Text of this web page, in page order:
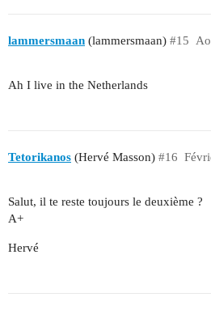
lammersmaan (lammersmaan) #15
Ah I live in the Netherlands
Tetorikanos (Hervé Masson) #16
Salut, il te reste toujours le deuxième ?
A+
Hervé